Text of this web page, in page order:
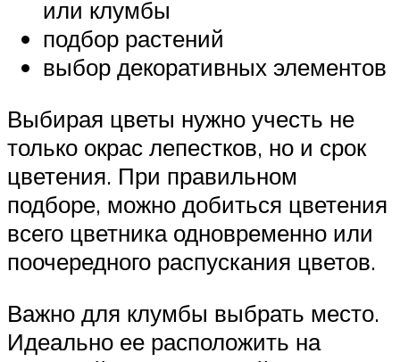
или клумбы
подбор растений
выбор декоративных элементов
Выбирая цветы нужно учесть не
только окрас лепестков, но и срок
цветения. При правильном
подборе, можно добиться цветения
всего цветника одновременно или
поочередного распускания цветов.
Важно для клумбы выбрать место.
Идеально ее расположить на